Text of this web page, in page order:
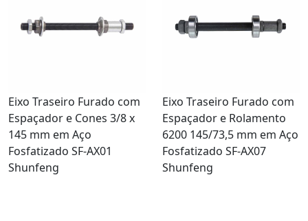
Eixo Traseiro Furado com
Espaçador e Cones 3/8 x
145 mm em Aço
Fosfatizado SF-AX01
Shunfeng
Eixo Traseiro Furado com
Espaçador e Rolamento
6200 145/73,5 mm em Aço
Fosfatizado SF-AX07
Shunfeng